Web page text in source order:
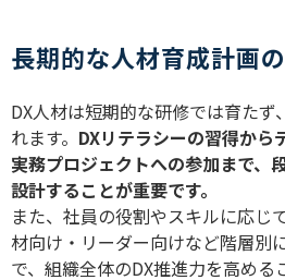
長期的な人材育成計画
DX人材は短期的な研修では育たず
れます。 DXリテラシーの習得から
実務プロジェクトへの参加まで、
設計することが重要です。
また、社員の役割やスキルに応じ
材向け・リーダー向けなど階層別
で、組織全体のDX推進力を高める